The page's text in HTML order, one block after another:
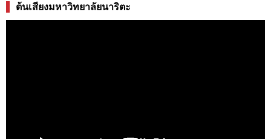
ต้นเสียงมหาวิทยาลัยนาริตะ